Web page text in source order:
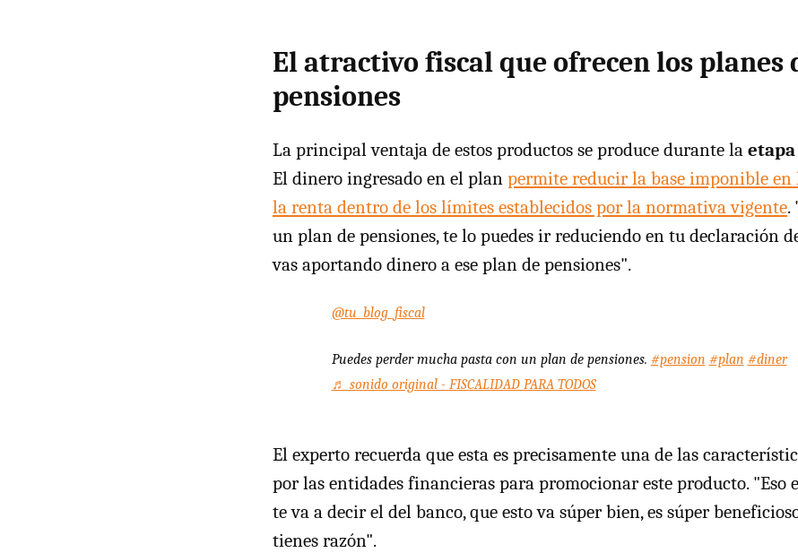
El atractivo fiscal que ofrecen los planes
pensiones
La principal ventaja de estos productos se produce durante la
El dinero ingresado en el plan permite reducir la base imponible en
la renta dentro de los límites establecidos por la normativa vigente.
un plan de pensiones, te lo puedes ir reduciendo en tu declaración
vas aportando dinero a ese plan de pensiones".
@tu_blog_fiscal
Puedes perder mucha pasta con un plan de pensiones. #pension #plan #diner
♬ sonido original - FISCALIDAD PARA TODOS
El experto recuerda que esta es precisamente una de las
por las entidades financieras para promocionar este producto. "Eso
te va a decir el del banco, que esto va súper bien, es súper
tienes razón".